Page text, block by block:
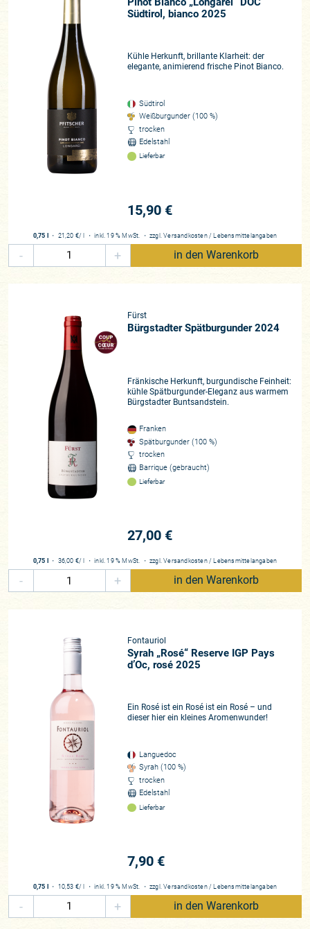
Südtirol, bianco 2025
Kühle Herkunft, brillante Klarheit: der
elegante, animierend frische Pinot Bianco.
Südtirol
Weißburgunder (100 %)
trocken
Edelstahl
Lieferbar
15,90 €
0,75 l ・ 21,20 €/ l ・inkl. 19 % MwSt. ・ zzgl.Versandkosten / Lebensmittelangaben
- + in den Warenkorb
Fürst
Bürgstadter Spätburgunder 2024
Fränkische Herkunft, burgundische Feinheit:
kühle Spätburgunder-Eleganz aus warmem
Bürgstadter Buntsandstein.
Franken
Spätburgunder (100 %)
trocken
Barrique (gebraucht)
Lieferbar
27,00 €
0,75 l ・ 36,00 €/ l ・inkl. 19 % MwSt. ・ zzgl.Versandkosten / Lebensmittelangaben
- + in den Warenkorb
Fontauriol
Syrah „Rosé“ Reserve IGP Pays
d’Oc, rosé 2025
Ein Rosé ist ein Rosé ist ein Rosé – und
dieser hier ein kleines Aromenwunder!
Languedoc
Syrah (100 %)
trocken
Edelstahl
Lieferbar
7,90 €
0,75 l ・ 10,53 €/ l ・inkl. 19 % MwSt. ・ zzgl.Versandkosten / Lebensmittelangaben
- + in den Warenkorb